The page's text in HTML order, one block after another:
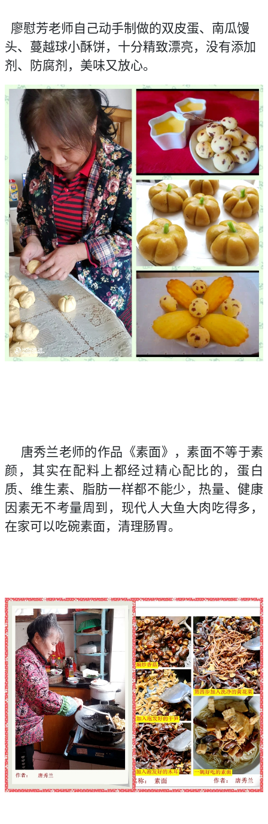
廖慰芳老师自己动手制做的双皮蛋、南瓜馒
头、蔓越球小酥饼，十分精致漂亮，没有添加
剂、防腐剂，美味又放心。
唐秀兰老师的作品《素面》，素面不等于素
颜，其实在配料上都经过精心配比的，蛋白
质、维生素、脂肪一样都不能少，热量、健康
因素无不考量周到，现代人大鱼大肉吃得多，
在家可以吃碗素面，清理肠胃。